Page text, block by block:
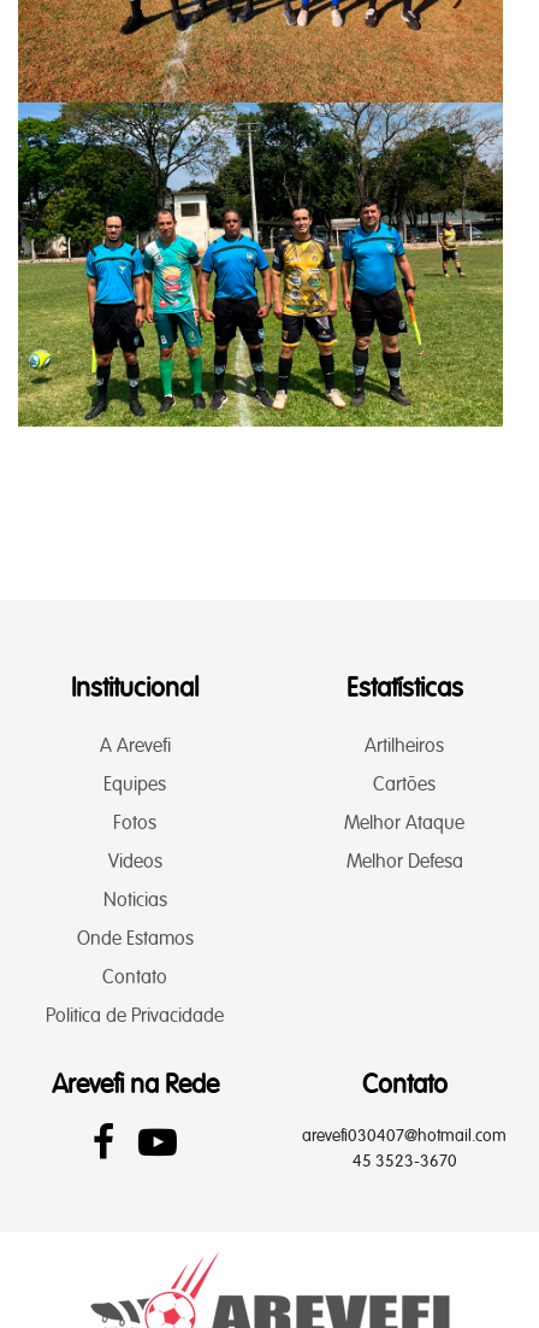
Institucional
A Arevefi
Equipes
Fotos
Videos
Noticias
Onde Estamos
Contato
Politica de Privacidade
Estatísticas
Artilheiros
Cartões
Melhor Ataque
Melhor Defesa
Arevefi na Rede Contato
arevefi030407@hotmail.com
45 3523-3670